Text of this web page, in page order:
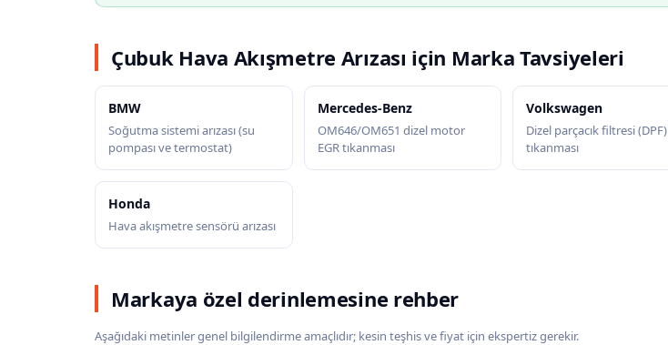
Çubuk Hava Akışmetre Arızası için Marka Tavsiyeleri
BMW
Soğutma sistemi arızası (su
pompası ve termostat)
Mercedes-Benz
OM646/OM651 dizel motor
EGR tıkanması
Volkswagen
Dizel parçacık filtresi (DPF)
tıkanması
Honda
Hava akışmetre sensörü arızası
Markaya özel derinlemesine rehber
Aşağıdaki metinler genel bilgilendirme amaçlıdır; kesin teşhis ve fiyat için ekspertiz gerekir.